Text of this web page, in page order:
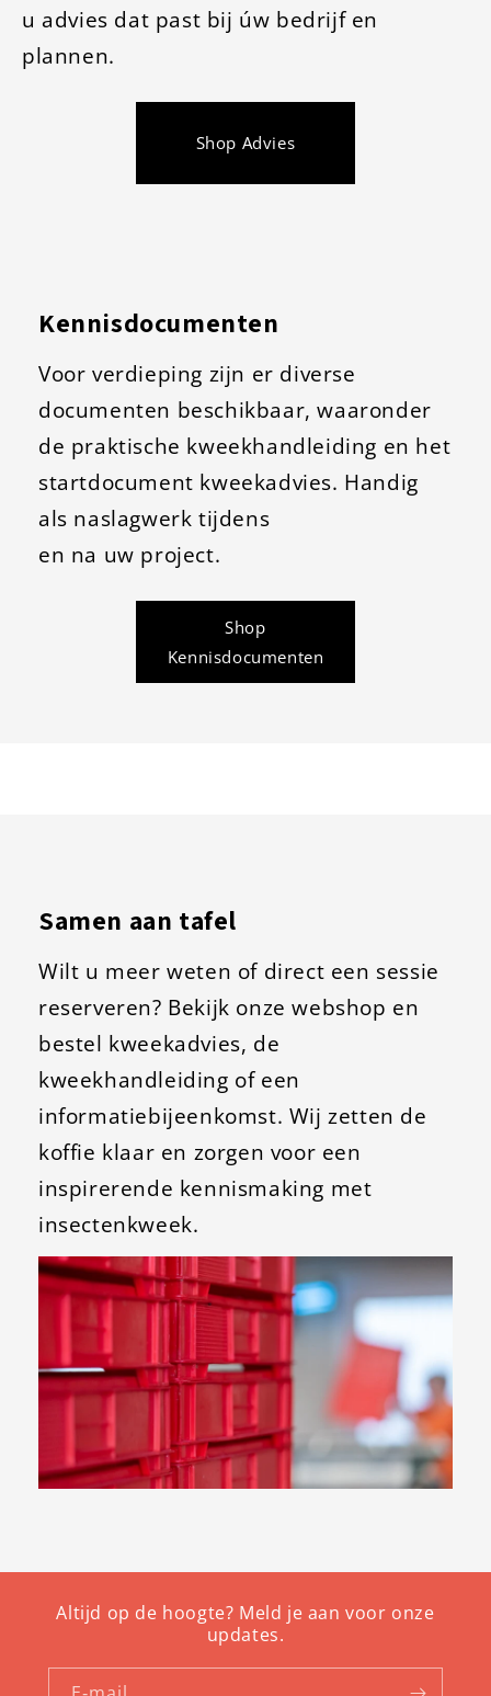
u advies dat past bij úw bedrijf en
plannen.
Shop Advies
Kennisdocumenten
Voor verdieping zijn er diverse
documenten beschikbaar, waaronder
de praktische kweekhandleiding en het
startdocument kweekadvies. Handig
als naslagwerk tijdens
en na uw project.
Shop
Kennisdocumenten
Samen aan tafel
Wilt u meer weten of direct een sessie
reserveren? Bekijk onze webshop en
bestel kweekadvies, de
kweekhandleiding of een
informatiebijeenkomst. Wij zetten de
koffie klaar en zorgen voor een
inspirerende kennismaking met
insectenkweek.
Altijd op de hoogte? Meld je aan voor onze
updates.